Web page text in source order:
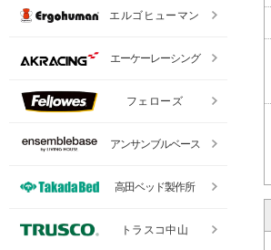
エルゴヒューマン
エーケーレーシング
フェローズ
アンサンブルベース
高田ベッド製作所
トラスコ中山